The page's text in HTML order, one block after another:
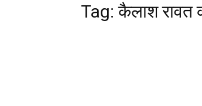
Tag:कैलाश रावत